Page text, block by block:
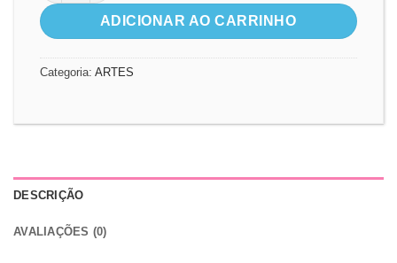
ADICIONAR AO CARRINHO
Categoria: ARTES
DESCRIÇÃO
AVALIAÇÕES (0)